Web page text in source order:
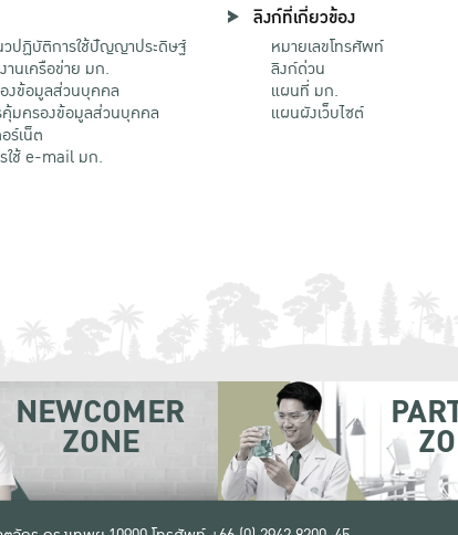
วปฏิบัติการใช้ปัญญาประดิษฐ์
านเครือข่าย มก.
งข้อมูลส่วนบุคคล
มครองข้อมูลส่วนบุคคล
ร์เน็ต
ใช้ e-mail มก.
ลิงก์ที่เกี่ยวข้อง
หมายเลขโทรศัพท์
ลิงก์ด่วน
แผนที่ มก.
แผนผังเว็บไซต์
NEWCOMER
ZONE